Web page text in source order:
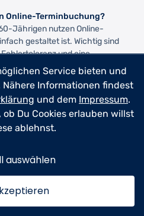
Online-Terminbuchung?
Jährigen nutzen Online-
gestaltet ist. Wichtig sind
und eine
gestaltetes System erreicht
sich integrieren?Die meisten
bieten Schnittstellen:
TurboMed, Tomedo, QUINCY und
Online-
starten bei 30-50
mit allen Features
Service bieten und
Nähere Informationen findest
und dem Impressum.
Du Cookies erlauben willst
ablehnst.
auswählen